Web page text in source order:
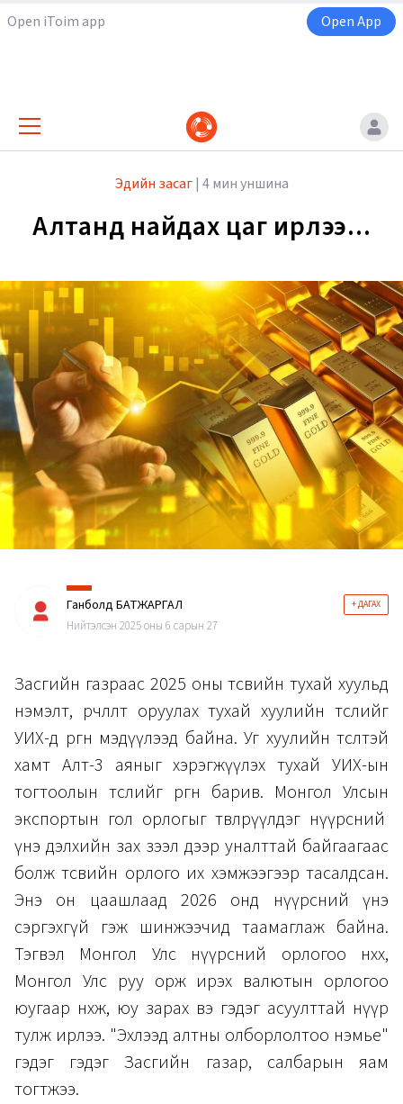
Open iToim app Open App
Эдийн засаг | 4 мин уншина
Алтанд найдах цаг ирлээ...
Ганболд БАТЖАРГАЛ + ДАГАХ
Нийтэлсэн 2025 оны 6 сарын 27
Засгийн газраас 2025 оны төсвийн тухай хуульд
нэмэлт, өөрчлөлт оруулах тухай хуулийн төслийг
УИХ-д өргөн мэдүүлээд байна. Уг хуулийн төсөлтэй
хамт Алт-3 аяныг хэрэгжүүлэх тухай УИХ-ын
тогтоолын төслийг өргөн барив. Монгол Улсын
экспортын гол орлогыг төвлөрүүлдэг нүүрсний
үнэ дэлхийн зах зээл дээр уналттай байгаагаас
болж төсвийн орлого их хэмжээгээр тасалдсан.
Энэ он цаашлаад 2026 онд нүүрсний үнэ
сэргэхгүй гэж шинжээчид таамаглаж байна.
Тэгвэл Монгол Улс нүүрсний орлогоо нөхөх,
Монгол Улс руу орж ирэх валютын орлогоо
юугаар нөхөж, юу зарах вэ гэдэг асуулттай нүүр
тулж ирлээ. "Эхлээд алтны олборлолтоо нэмье"
гэдэг гэдэг Засгийн газар, салбарын яам
тогтжээ.